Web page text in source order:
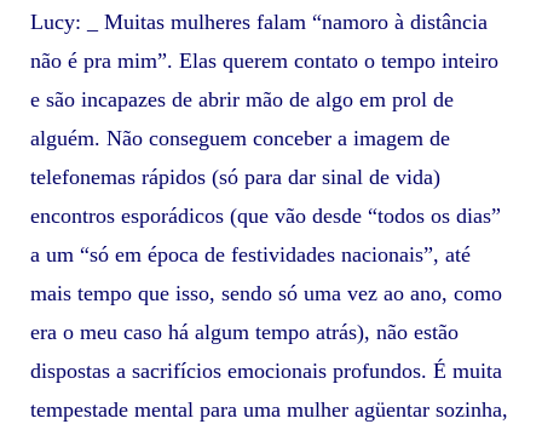
Lucy: _ Muitas mulheres falam “namoro à distância
não é pra mim”. Elas querem contato o tempo inteiro
e são incapazes de abrir mão de algo em prol de
alguém. Não conseguem conceber a imagem de
telefonemas rápidos (só para dar sinal de vida)
encontros esporádicos (que vão desde “todos os dias”
a um “só em época de festividades nacionais”, até
mais tempo que isso, sendo só uma vez ao ano, como
era o meu caso há algum tempo atrás), não estão
dispostas a sacrifícios emocionais profundos. É muita
tempestade mental para uma mulher agüentar sozinha,